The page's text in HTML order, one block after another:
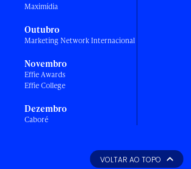
Maximídia
Outubro
Marketing Network Internacional
Novembro
Effie Awards
Effie College
Dezembro
Caboré
VOLTAR AO TOPO